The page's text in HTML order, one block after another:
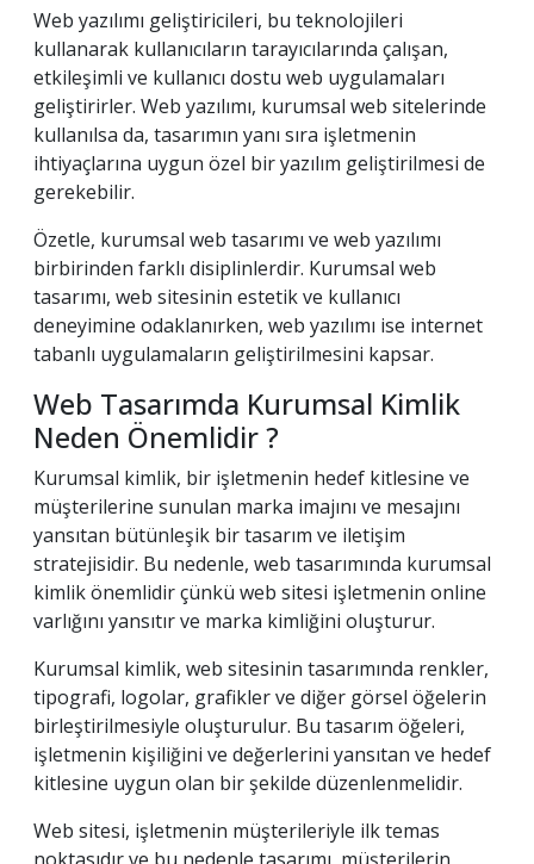
Web yazılımı geliştiricileri, bu teknolojileri
kullanarak kullanıcıların tarayıcılarında çalışan,
etkileşimli ve kullanıcı dostu web uygulamaları
geliştirirler. Web yazılımı, kurumsal web sitelerinde
kullanılsa da, tasarımın yanı sıra işletmenin
ihtiyaçlarına uygun özel bir yazılım geliştirilmesi de
gerekebilir.
Özetle, kurumsal web tasarımı ve web yazılımı
birbirinden farklı disiplinlerdir. Kurumsal web
tasarımı, web sitesinin estetik ve kullanıcı
deneyimine odaklanırken, web yazılımı ise internet
tabanlı uygulamaların geliştirilmesini kapsar.
Web Tasarımda Kurumsal Kimlik
Neden Önemlidir ?
Kurumsal kimlik, bir işletmenin hedef kitlesine ve
müşterilerine sunulan marka imajını ve mesajını
yansıtan bütünleşik bir tasarım ve iletişim
stratejisidir. Bu nedenle, web tasarımında kurumsal
kimlik önemlidir çünkü web sitesi işletmenin online
varlığını yansıtır ve marka kimliğini oluşturur.
Kurumsal kimlik, web sitesinin tasarımında renkler,
tipografi, logolar, grafikler ve diğer görsel öğelerin
birleştirilmesiyle oluşturulur. Bu tasarım öğeleri,
işletmenin kişiliğini ve değerlerini yansıtan ve hedef
kitlesine uygun olan bir şekilde düzenlenmelidir.
Web sitesi, işletmenin müşterileriyle ilk temas